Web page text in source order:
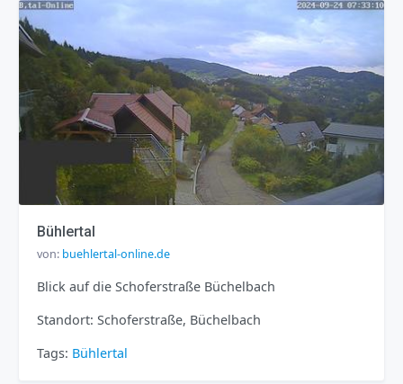
Bühlertal
von: buehlertal-online.de
Blick auf die Schoferstraße Büchelbach
Standort: Schoferstraße, Büchelbach
Tags: Bühlertal